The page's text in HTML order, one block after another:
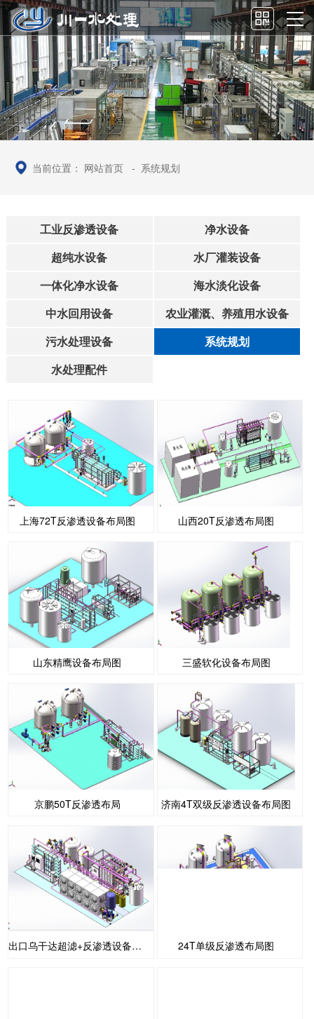
当前位置： 网站首页 - 系统规划
工业反渗透设备
净水设备
超纯水设备
水厂灌装设备
一体化净水设备
海水淡化设备
中水回用设备
农业灌溉、养殖用水设备
污水处理设备
系统规划
水处理配件
上海72T反渗透设备布局图 山西20T反渗透布局图
山东精鹰设备布局图 三盛软化设备布局图
京鹏50T反渗透布局 济南4T双级反渗透设备布局图
出口乌干达超滤+反渗透设备布局图 24T单级反渗透布局图